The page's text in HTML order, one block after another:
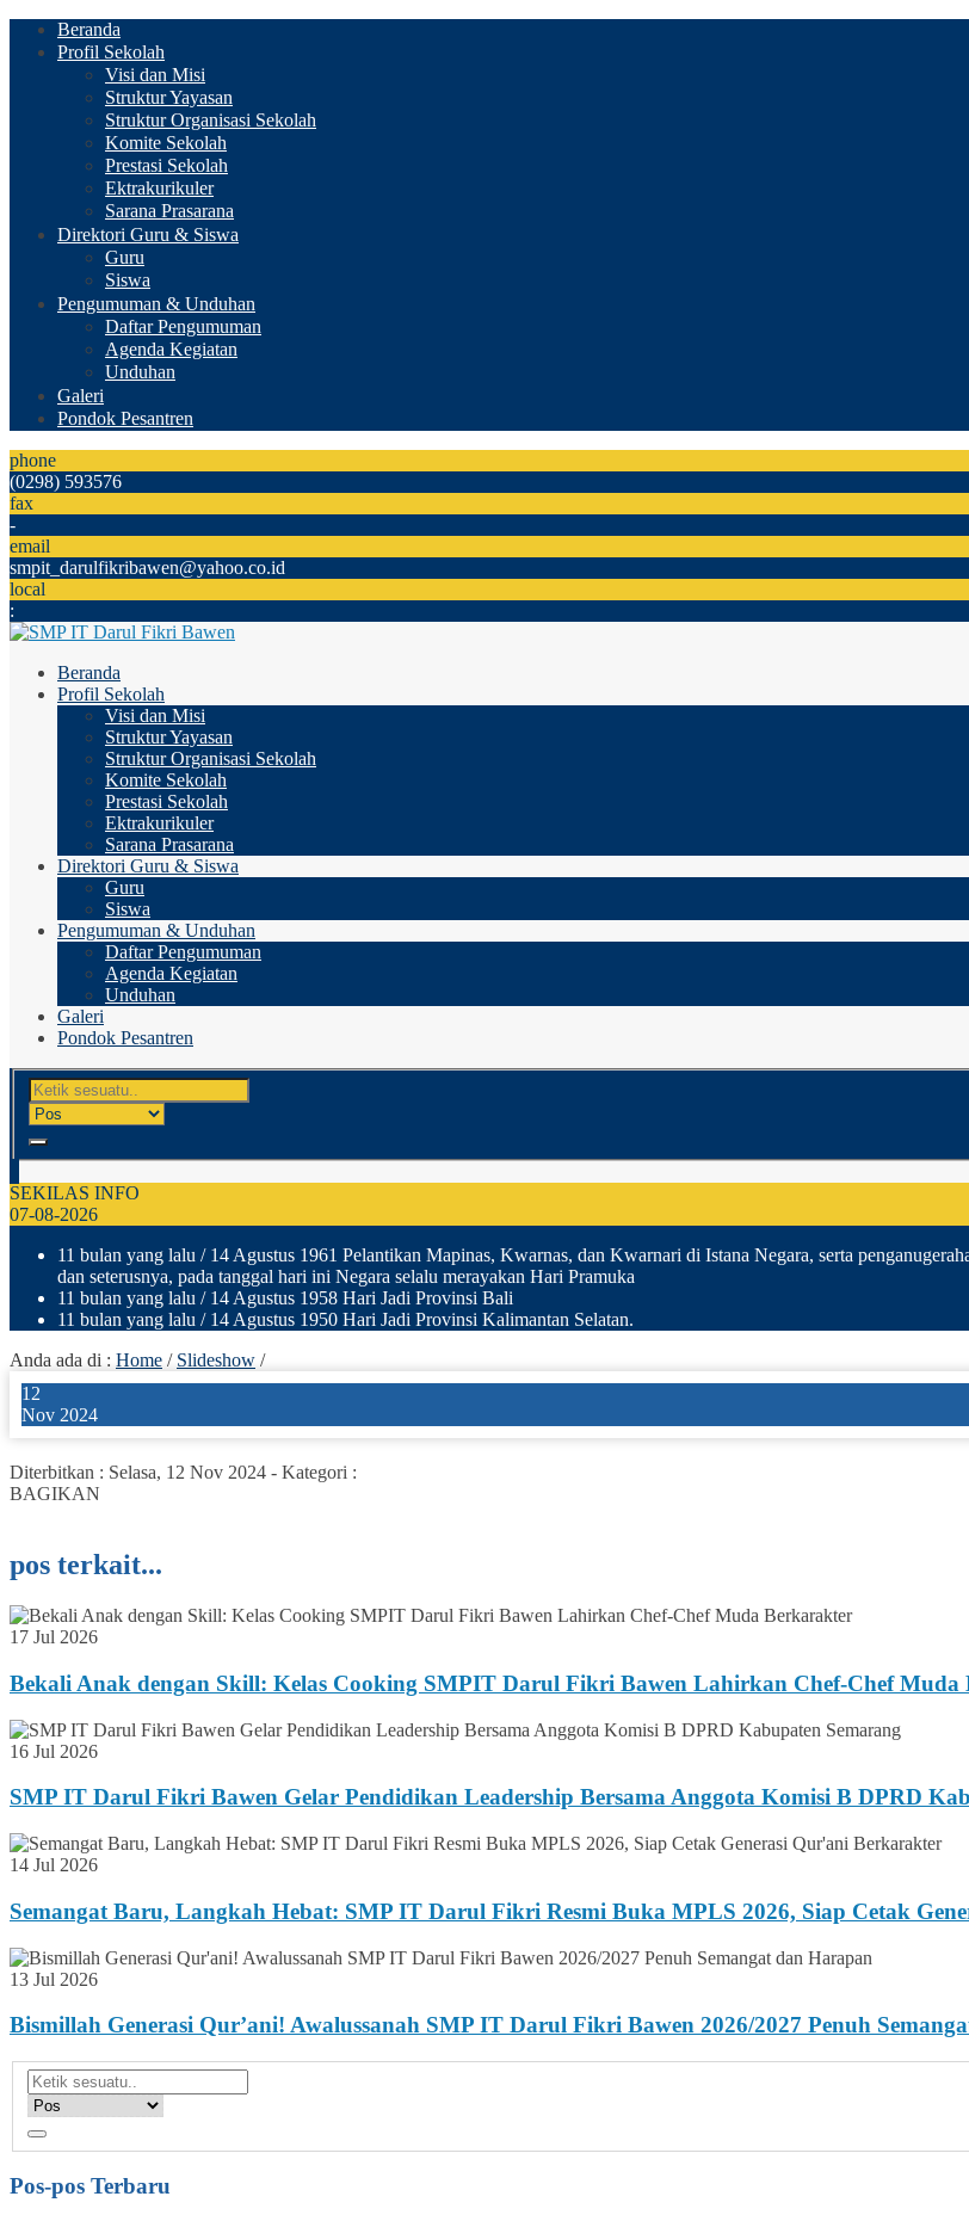
Beranda
Profil Sekolah
Visi dan Misi
Struktur Yayasan
Struktur Organisasi Sekolah
Komite Sekolah
Prestasi Sekolah
Ektrakurikuler
Sarana Prasarana
Direktori Guru & Siswa
Guru
Siswa
Pengumuman & Unduhan
Daftar Pengumuman
Agenda Kegiatan
Unduhan
Galeri
Pondok Pesantren
phone
(0298) 593576
fax
-
email
smpit_darulfikribawen@yahoo.co.id
local
:
Beranda
Profil Sekolah
Visi dan Misi
Struktur Yayasan
Struktur Organisasi Sekolah
Komite Sekolah
Prestasi Sekolah
Ektrakurikuler
Sarana Prasarana
Direktori Guru & Siswa
Guru
Siswa
Pengumuman & Unduhan
Daftar Pengumuman
Agenda Kegiatan
Unduhan
Galeri
Pondok Pesantren
SEKILAS INFO
07-08-2026
11 bulan yang lalu / 14 Agustus 1961 Pelantikan Mapinas, Kwarnas, dan Kwarnari di Istana Negara, serta
dan seterusnya, pada tanggal hari ini Negara selalu merayakan Hari Pramuka
11 bulan yang lalu / 14 Agustus 1958 Hari Jadi Provinsi Bali
11 bulan yang lalu / 14 Agustus 1950 Hari Jadi Provinsi Kalimantan Selatan.
Anda ada di : Home / Slideshow /
12
Nov 2024
Diterbitkan : Selasa, 12 Nov 2024 - Kategori :
BAGIKAN
pos terkait...
17 Jul 2026
Bekali Anak dengan Skill: Kelas Cooking SMPIT Darul Fikri Bawen Lahirkan Chef-Chef Muda
16 Jul 2026
SMP IT Darul Fikri Bawen Gelar Pendidikan Leadership Bersama Anggota Komisi B DPRD
14 Jul 2026
Semangat Baru, Langkah Hebat: SMP IT Darul Fikri Resmi Buka MPLS 2026, Siap Cetak
13 Jul 2026
Bismillah Generasi Qur’ani! Awalussanah SMP IT Darul Fikri Bawen 2026/2027 Penuh
Pos-pos Terbaru